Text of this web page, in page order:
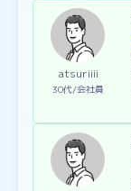
atsuriiii
30代 会社員